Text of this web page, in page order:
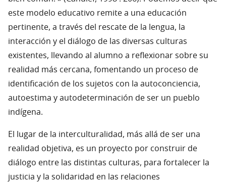
este modelo educativo remite a una educación
pertinente, a través del rescate de la lengua, la
interacción y el diálogo de las diversas culturas
existentes, llevando al alumno a reflexionar sobre su
realidad más cercana, fomentando un proceso de
identificación de los sujetos con la autoconciencia,
autoestima y autodeterminación de ser un pueblo
indígena.
El lugar de la interculturalidad, más allá de ser una
realidad objetiva, es un proyecto por construir de
diálogo entre las distintas culturas, para fortalecer la
justicia y la solidaridad en las relaciones